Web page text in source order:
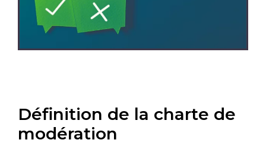
Définition de la charte de
modération